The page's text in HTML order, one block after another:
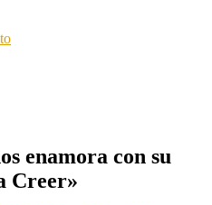
enamora con su
Creer»